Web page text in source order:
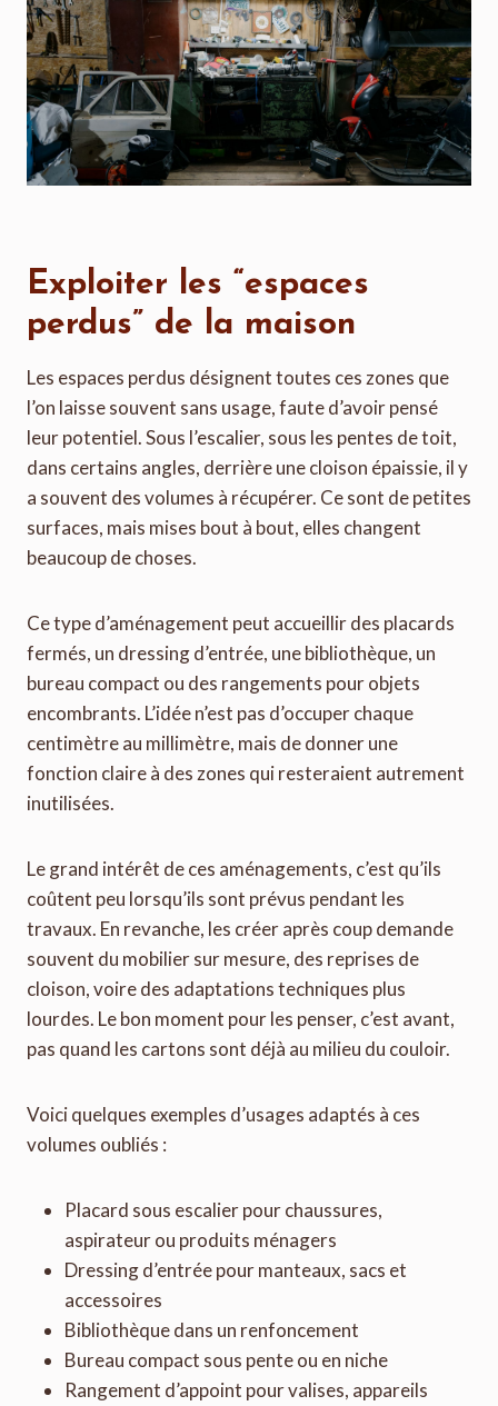
Exploiter les “espaces
perdus” de la maison
Les espaces perdus désignent toutes ces zones que
l’on laisse souvent sans usage, faute d’avoir pensé
leur potentiel. Sous l’escalier, sous les pentes de toit,
dans certains angles, derrière une cloison épaissie, il y
a souvent des volumes à récupérer. Ce sont de petites
surfaces, mais mises bout à bout, elles changent
beaucoup de choses.
Ce type d’aménagement peut accueillir des placards
fermés, un dressing d’entrée, une bibliothèque, un
bureau compact ou des rangements pour objets
encombrants. L’idée n’est pas d’occuper chaque
centimètre au millimètre, mais de donner une
fonction claire à des zones qui resteraient autrement
inutilisées.
Le grand intérêt de ces aménagements, c’est qu’ils
coûtent peu lorsqu’ils sont prévus pendant les
travaux. En revanche, les créer après coup demande
souvent du mobilier sur mesure, des reprises de
cloison, voire des adaptations techniques plus
lourdes. Le bon moment pour les penser, c’est avant,
pas quand les cartons sont déjà au milieu du couloir.
Voici quelques exemples d’usages adaptés à ces
volumes oubliés :
Placard sous escalier pour chaussures,
aspirateur ou produits ménagers
Dressing d’entrée pour manteaux, sacs et
accessoires
Bibliothèque dans un renfoncement
Bureau compact sous pente ou en niche
Rangement d’appoint pour valises, appareils